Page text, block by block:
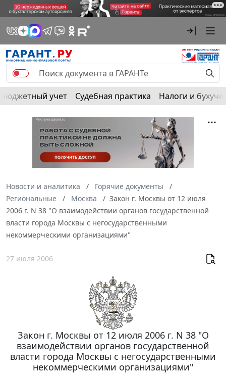
Бюджетный учет Судебная практика Налоги и
Новости и аналитика
Горячие документы
Региональные
Москва
Закон г. Москвы от 12 июля
2006 г. N 38 "О взаимодействии органов государственной
власти города Москвы с негосударственными
некоммерческими организациями"
27 июля 2006
Закон г. Москвы от 12 июля 2006 г. N 38 "О
взаимодействии органов государственной
власти города Москвы с негосударственными
некоммерческими организациями"